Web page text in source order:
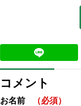
コメント
お名前 （必須）